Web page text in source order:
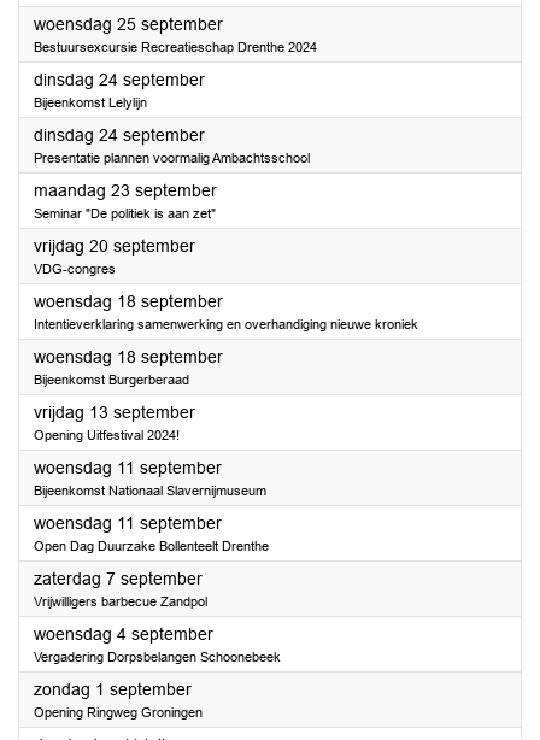
woensdag 25 september2024
Bestuursexcursie Recreatieschap Drenthe 2024
dinsdag 24 september2024
Bijeenkomst Lelylijn
dinsdag 24 september2024
Presentatie plannen voormalig Ambachtsschool
maandag 23 september2024
Seminar "De politiek is aan zet"
vrijdag 20 september2024
VDG-congres
woensdag 18 september2024
Intentieverklaring samenwerking en overhandiging nieuwe kroniek
woensdag 18 september2024
Bijeenkomst Burgerberaad
vrijdag 13 september2024
Opening Uitfestival 2024!
woensdag 11 september2024
Bijeenkomst Nationaal Slavernijmuseum
woensdag 11 september2024
Open Dag Duurzake Bollenteelt Drenthe
zaterdag 7 september2024
Vrijwilligers barbecue Zandpol
woensdag 4 september2024
Vergadering Dorpsbelangen Schoonebeek
zondag 1 september2024
Opening Ringweg Groningen